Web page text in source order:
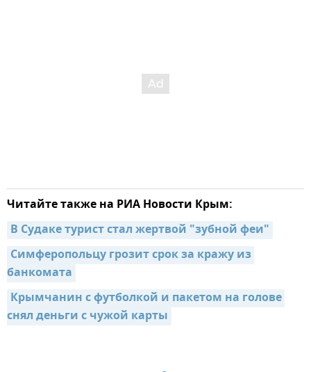
Читайте также на РИА Новости Крым:
В Судаке турист стал жертвой "зубной феи"
Симферопольцу грозит срок за кражу из
банкомата
Крымчанин с футболкой и пакетом на голове
снял деньги с чужой карты